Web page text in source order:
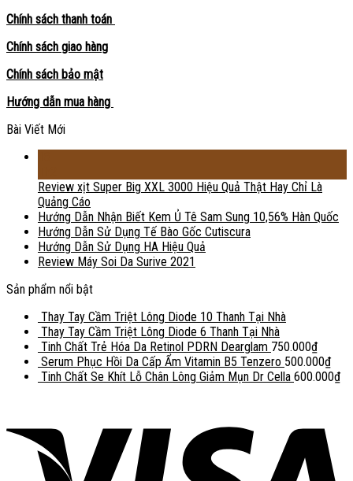
Chính sách thanh toán
Chính sách giao hàng
Chính sách bảo mật
Hướng dẫn mua hàng
Bài Viết Mới
Review xịt Super Big XXL 3000 Hiệu Quả Thật Hay Chỉ Là
Quảng Cáo
Hướng Dẫn Nhận Biết Kem Ủ Tê Sam Sung 10,56% Hàn Quốc
Hướng Dẫn Sử Dụng Tế Bào Gốc Cutiscura
Hướng Dẫn Sử Dụng HA Hiệu Quả
Review Máy Soi Da Surive 2021
Sản phẩm nổi bật
Thay Tay Cầm Triệt Lông Diode 10 Thanh Tại Nhà
Thay Tay Cầm Triệt Lông Diode 6 Thanh Tại Nhà
Tinh Chất Trẻ Hóa Da Retinol PDRN Dearglam 750.000₫
Serum Phục Hồi Da Cấp Ẩm Vitamin B5 Tenzero 500.000₫
Tinh Chất Se Khít Lỗ Chân Lông Giảm Mụn Dr Cella 600.000₫